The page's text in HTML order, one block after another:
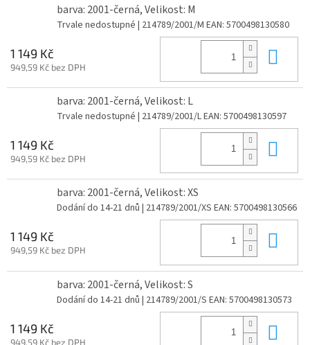
barva: 2001-černá, Velikost: M
Trvale nedostupné | 214789/2001/M EAN: 5700498130580
1 149 Kč
949,59 Kč bez DPH
barva: 2001-černá, Velikost: L
Trvale nedostupné | 214789/2001/LEAN: 5700498130597
1 149 Kč
949,59 Kč bez DPH
barva: 2001-černá, Velikost: XS
Dodání do 14-21 dnů | 214789/2001/XS EAN: 5700498130566
1 149 Kč
949,59 Kč bez DPH
barva: 2001-černá, Velikost: S
Dodání do 14-21 dnů | 214789/2001/S EAN: 5700498130573
1 149 Kč
949,59 Kč bez DPH